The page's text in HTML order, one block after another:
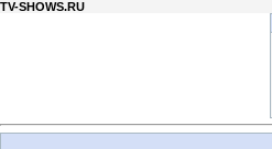
TV-SHOWS.RU